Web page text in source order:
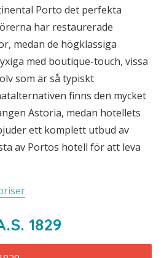
Porto det perfekta
har restaurerade
medan de högklassiga
med boutique-touch, vissa
som är så typiskt
finns den mycket
Astoria, medan hotellets
ett komplett utbud av
av Portos hotell för att leva
1829